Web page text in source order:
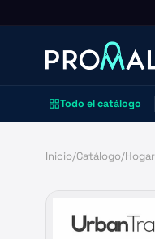
Todo el catálogo
Inicio/Catálogo/Hogar